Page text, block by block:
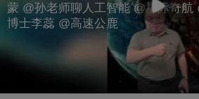
蒙 @孙老师聊人工智能 @星际奇航
博士李蕊 @高速公鹿